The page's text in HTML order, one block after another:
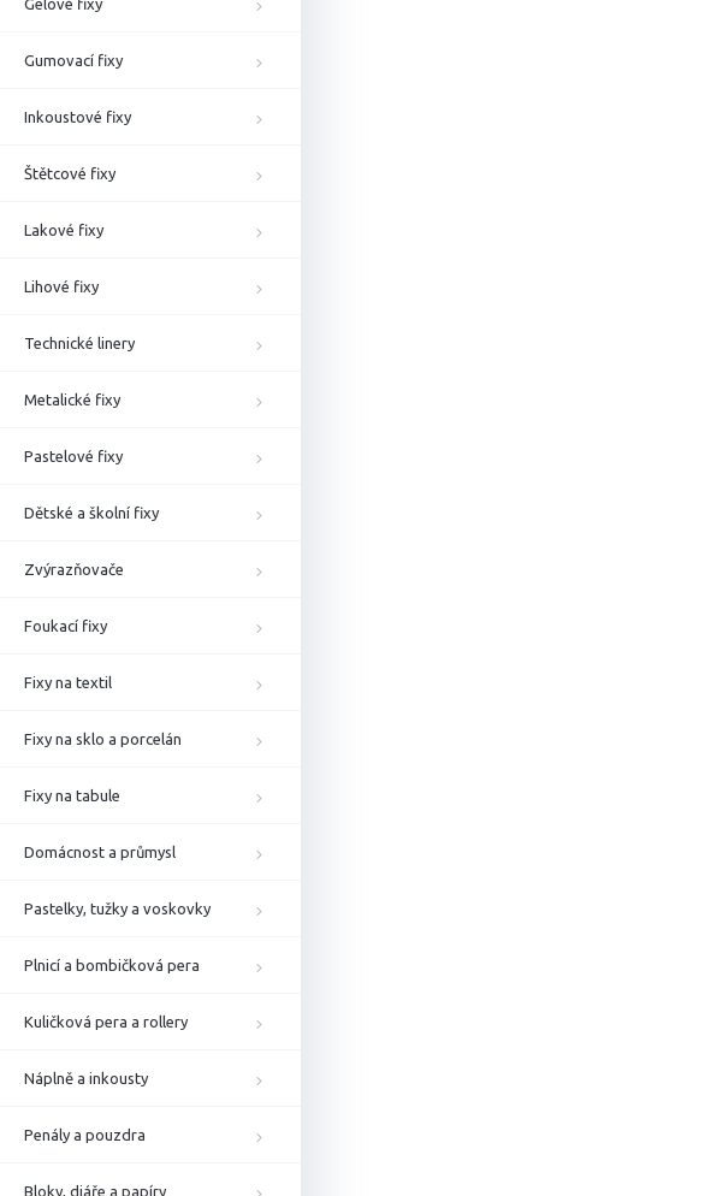
Gelové fixy
Gumovací fixy
Inkoustové fixy
Štětcové fixy
Lakové fixy
Lihové fixy
Technické linery
Metalické fixy
Pastelové fixy
Dětské a školní fixy
Zvýrazňovače
Foukací fixy
Fixy na textil
Fixy na sklo a porcelán
Fixy na tabule
Domácnost a průmysl
Pastelky, tužky a voskovky
Plnicí a bombičková pera
Kuličková pera a rollery
Náplně a inkousty
Penály a pouzdra
Bloky, diáře a papíry